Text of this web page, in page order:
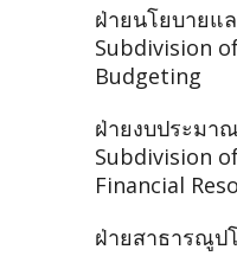
ฝ่ายนโยบายแ
Subdivision
Budgeting
ฝ่ายงบประมา
Subdivision
Financial
ฝ่ายสาธารณูป